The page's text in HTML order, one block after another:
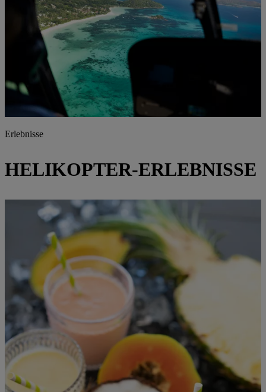
Erlebnisse
HELIKOPTER-ERLEBNISSE